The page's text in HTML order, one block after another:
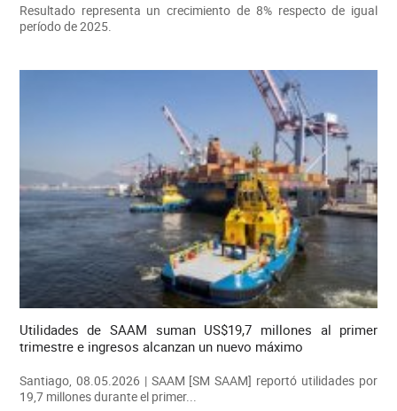
Resultado representa un crecimiento de 8% respecto de igual
período de 2025.
Utilidades de SAAM suman US$19,7 millones al primer
trimestre e ingresos alcanzan un nuevo máximo
Santiago, 08.05.2026 | SAAM [SM SAAM] reportó utilidades por
19,7 millones durante el primer...